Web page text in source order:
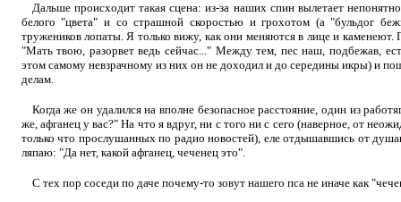
Дальше происходит такая сцена: из-за наших спин вылетает
белого "цвета" и со страшной скоростью и грохотом (а "бульдог
тружеников лопаты. Я только вижу, как они меняются в лице и
"Мать твою, разорвет ведь сейчас..." Между тем, пес наш, подбежав,
этом самому невзрачному из них он не доходил и до середины икры) и
делам.
Когда же он удалился на вполне безопасное расстояние, один из
же, афганец у вас?" На что я вдруг, ни с того ни с сего (наверное, от
только что прослушанных по радио новостей), еле отдышавшись от
ляпаю: "Да нет, какой афганец, чеченец это".
С тех пор соседи по даче почему-то зовут нашего пса не иначе как